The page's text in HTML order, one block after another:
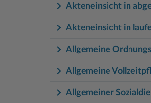
Akteneinsicht in
Akteneinsicht in
Allgemeine
Allgemeine
Allgemeiner